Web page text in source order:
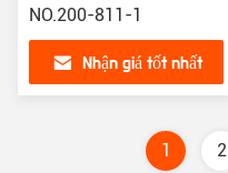
NO.200-811-1
Nhận giá tốt nhất
1 2